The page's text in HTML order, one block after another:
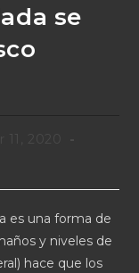
se
11, 2020
es una forma de
y niveles de
hace que los